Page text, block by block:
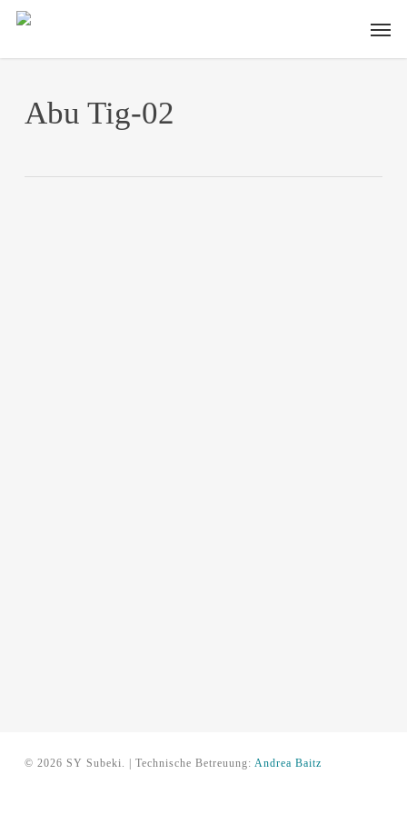
Skip
main
Abu Tig-02
© 2026 SY Subeki. | Technische Betreuung: Andrea Baitz